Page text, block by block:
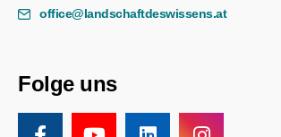
office@landschaftdeswissens.at
Folge uns